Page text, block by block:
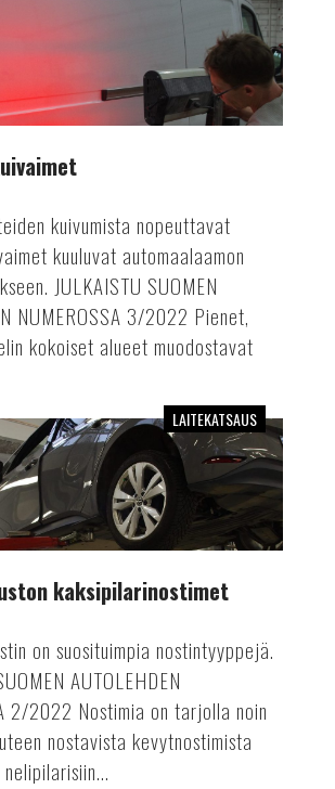
kuivumista nopeuttavat
kuuluvat automaalaamon
JULKAISTU SUOMEN
NUMEROSSA 3/2022 Pienet,
kokoiset alueet muodostavat
LAITEKATSAUS
kaksipilarinostimet
on suosituimpia nostintyyppejä.
AUTOLEHDEN
2/2022 Nostimia on tarjolla noin
nostavista kevytnostimista